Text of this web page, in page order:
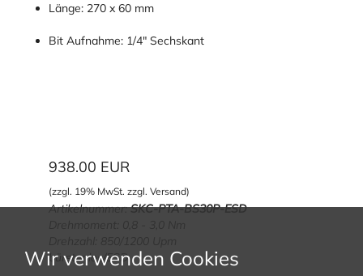
Wir verwenden Cookies
Länge: 270 x 60 mm
Bit Aufnahme: 1/4" Sechskant
938.00 EUR
(zzgl. 19% MwSt. zzgl. Versand)
Artikelnummer:SKC-PTA-BS30P-ESD
bürstenlos/ESD